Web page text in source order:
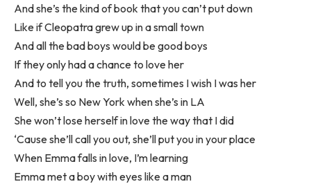
And she’s the kind of book that you can’t put down
Like if Cleopatra grew up in a small town
And all the bad boys would be good boys
If they only had a chance to love her
And to tell you the truth, sometimes I wish I was her
Well, she’s so New York when she’s in LA
She won’t lose herself in love the way that I did
‘Cause she’ll call you out, she’ll put you in your place
When Emma falls in love, I’m learning
Emma met a boy with eyes like a man